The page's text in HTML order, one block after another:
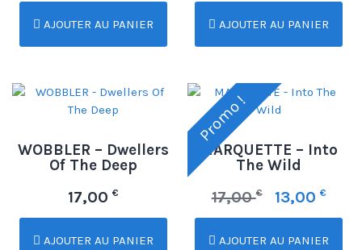
AJOUTER AU PANIER AJOUTER AU PANIER
WOBBLER – Dwellers
Of The Deep
17,00 €
AJOUTER AU PANIER
Promo !
MARQUETTE – Into
The Wild
17,00€ 13,00 €
AJOUTER AU PANIER